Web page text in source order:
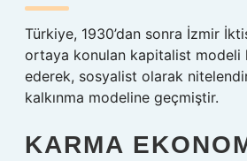
Türkiye, 1930’dan sonra İzmir
ortaya konulan kapitalist modeli
ederek, sosyalist olarak
kalkınma modeline geçmiştir.
KARMA